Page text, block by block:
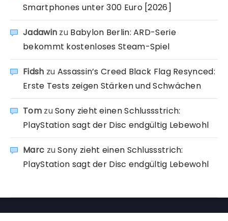
Smartphones unter 300 Euro [2026]
Jadawin zu Babylon Berlin: ARD-Serie
bekommt kostenloses Steam-Spiel
Fidsh zu Assassin’s Creed Black Flag Resynced:
Erste Tests zeigen Stärken und Schwächen
TomzuSony zieht einen Schlussstrich:
PlayStation sagt der Disc endgültig Lebewohl
Marc zuSony zieht einen Schlussstrich:
PlayStation sagt der Disc endgültig Lebewohl